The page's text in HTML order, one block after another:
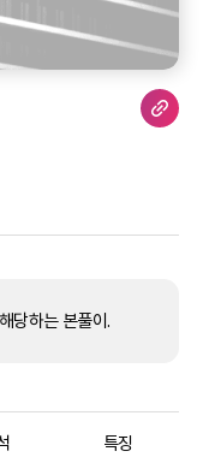
당하는 본풀이.
특징